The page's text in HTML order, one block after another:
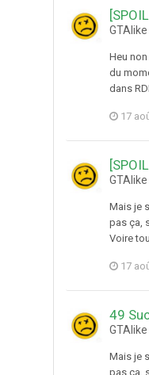
Heu
du
dans
17
Mais je
pas ça,
Voire
17
49
Mais je
pas ça,